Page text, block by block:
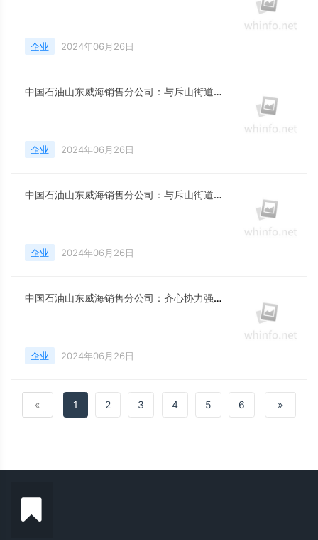
企业 2024年06月26日
中国石油山东威海销售分公司：与斥山街道吴家村党支部签订党建共建协议
企业 2024年06月26日
中国石油山东威海销售分公司：与斥山街道北庙山村党支部签订党建共建协议
企业 2024年06月26日
中国石油山东威海销售分公司：齐心协力强服务
企业 2024年06月26日
« 1 2 3 4 5 6 »